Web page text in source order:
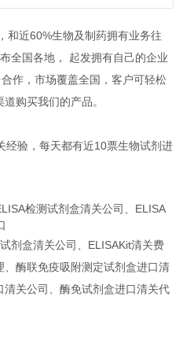
和近60%生物及制药拥有业务往
全国各地， 起发拥有自己的企业
作，市场覆盖全国，客户可轻松
购买我们的产品。
经验，每天都有近10票生物试剂进
检测试剂盒清关公司、ELISA
剂盒清关公司、ELISAKit清关费
酶联免疫吸附测定试剂盒进口清
关公司、酶免试剂盒进口清关代